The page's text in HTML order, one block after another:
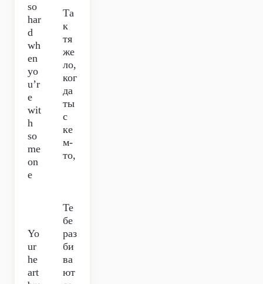
so
har
d
wh
en
yo
u’r
e
wit
h
so
me
on
e
Та
к
тя
же
ло,
ког
да
ты
с
ке
м-
то,
Yo
ur
he
art
Те
бе
раз
би
ва
ют